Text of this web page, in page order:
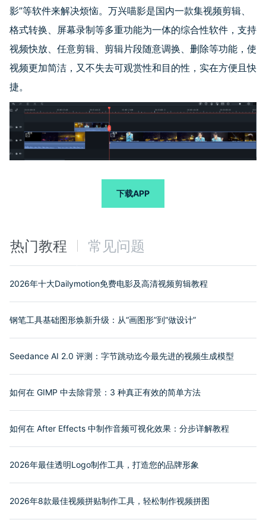
影”等软件来解决烦恼。万兴喵影是国内一款集视频剪辑、
格式转换、屏幕录制等多重功能为一体的综合性软件，支持
视频快放、任意剪辑、剪辑片段随意调换、删除等功能，使
视频更加简洁，又不失去可观赏性和目的性，实在方便且快
捷。
下载APP
热门教程 常见问题
2026年十大Dailymotion免费电影及高清视频剪辑教程
钢笔工具基础图形焕新升级：从“画图形”到“做设计”
Seedance AI 2.0 评测：字节跳动迄今最先进的视频生成模型
如何在 GIMP 中去除背景：3 种真正有效的简单方法
如何在 After Effects 中制作音频可视化效果：分步详解教程
2026年最佳透明Logo制作工具，打造您的品牌形象
2026年8款最佳视频拼贴制作工具，轻松制作视频拼图